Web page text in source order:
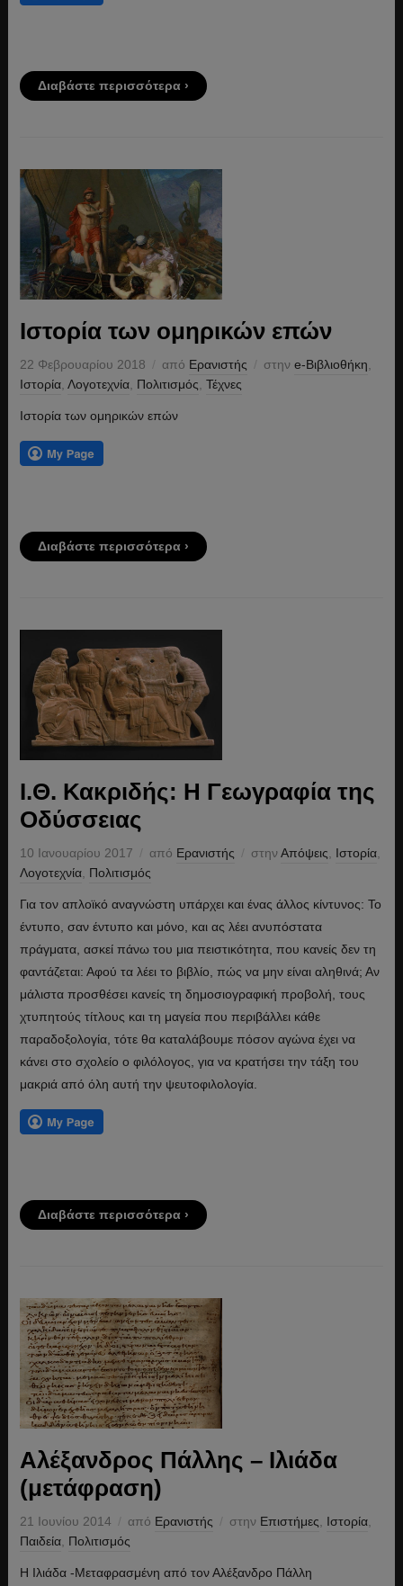
Διαβάστε περισσότερα ›
Ιστορία των ομηρικών επών
22 Φεβρουαρίου 2018 από Ερανιστής στην e-Βιβλιοθήκη
Ιστορία, Λογοτεχνία, Πολιτισμός Τέχνες
Ιστορία των ομηρικών επών
Διαβάστε περισσότερα ›
Ι.Θ. Κακριδής: Η Γεωγραφία της
Οδύσσειας
10 Ιανουαρίου 2017 από Ερανιστής στηνΑπόψεις Ιστορία,
Λογοτεχνία, Πολιτισμός
Για τον απλοϊκό αναγνώστη υπάρχει και ένας άλλος κίντυνος: Το
έντυπο, σαν έντυπο και μόνο, και ας λέει ανυπόστατα
πράγματα, ασκεί πάνω του μια πειστικότητα, που κανείς δεν τη
φαντάζεται: Αφού τα λέει το βιβλίο, πώς να μην είναι αληθινά; Αν
μάλιστα προσθέσει κανείς τη δημοσιογραφική προβολή, τους
χτυπητούς τίτλους και τη μαγεία που περιβάλλει κάθε
παραδοξολογία, τότε θα καταλάβουμε πόσον αγώνα έχει να
κάνει στο σχο­λείο ο φιλόλογος, για να κρατήσει την τάξη του
μακριά από όλη αυτή την ψευτοφιλολογία.
Διαβάστε περισσότερα ›
Αλέξανδρος Πάλλης – Ιλιάδα
(μετάφραση)
21 Ιουνίου 2014 από Ερανιστής στην Επιστήμες Ιστορία,
Παιδεία, Πολιτισμός
Η Ιλιάδα -Μεταφρασμένη από τον Αλέξανδρο Πάλλη